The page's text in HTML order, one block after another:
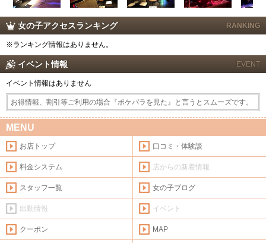
女の子アクセスランキング RANKING
※ランキング情報はありません。
イベント情報 EVENT
イベント情報はありません
お得情報、割引等ご利用の場合『ポケパラを見た』と言うとスムーズです。
MENU
お店トップ 口コミ・体験談
料金システム 店からの新着情報
スタッフ一覧 女の子ブログ
出勤情報 イベント
クーポン MAP